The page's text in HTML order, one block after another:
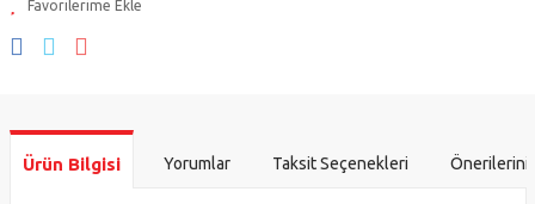
Ürün Bilgisi Yorumlar Taksit Seçenekleri